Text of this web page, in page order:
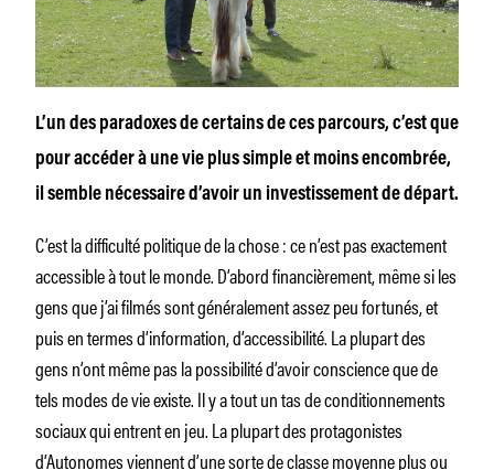
L’un des paradoxes de certains de ces parcours, c’est que
pour accéder à une vie plus simple et moins encombrée,
il semble nécessaire d’avoir un investissement de départ.
C’est la difficulté politique de la chose : ce n’est pas exactement
accessible à tout le monde. D’abord financièrement, même si les
gens que j’ai filmés sont généralement assez peu fortunés, et
puis en termes d’information, d’accessibilité. La plupart des
gens n’ont même pas la possibilité d’avoir conscience que de
tels modes de vie existe. Il y a tout un tas de conditionnements
sociaux qui entrent en jeu. La plupart des protagonistes
d’Autonomesviennent d’une sorte de classe moyenne plus ou